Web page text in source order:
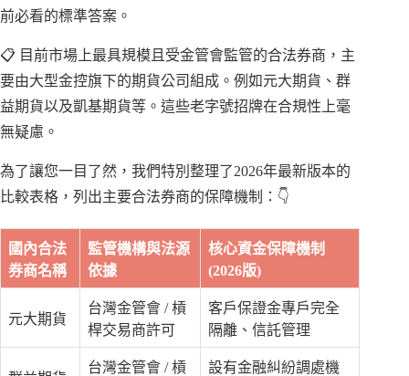
前必看的標準答案。
📋 目前市場上最具規模且受金管會監管的合法券商，主
要由大型金控旗下的期貨公司組成。例如元大期貨、群
益期貨以及凱基期貨等。這些老字號招牌在合規性上毫
無疑慮。
為了讓您一目了然，我們特別整理了2026年最新版本的
比較表格，列出主要合法券商的保障機制：👇
國內合法
券商名稱
監管機構與法源
依據
核心資金保障機制
(2026版)
元大期貨
台灣金管會 / 槓
桿交易商許可
客戶保證金專戶完全
隔離、信託管理
台灣金管會 / 槓
設有金融糾紛調處機